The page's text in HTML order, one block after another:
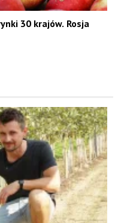
30 krajów. Rosja